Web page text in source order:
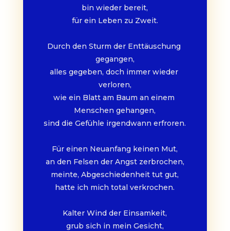
bin wieder bereit,
für ein Leben zu Zweit.
Durch den Sturm der Enttäuschung
gegangen,
alles gegeben, doch immer wieder
verloren,
wie ein Blatt am Baum an einem
Menschen gehangen,
sind die Gefühle irgendwann erfroren.
Für einen Neuanfang keinen Mut,
an den Felsen der Angst zerbrochen,
meinte, Abgeschiedenheit tut gut,
hatte ich mich total verkrochen.
Kalter Wind der Einsamkeit,
grub sich in mein Gesicht,